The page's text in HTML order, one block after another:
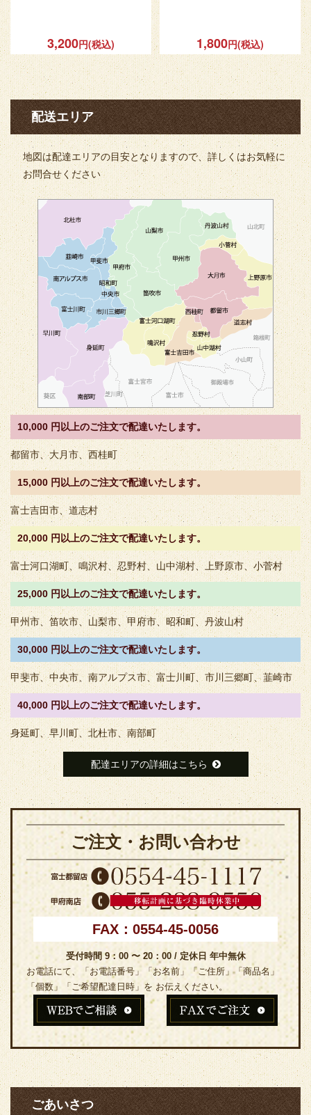
3,200円(税込) 1,800円(税込)
配送エリア
地図は配達エリアの目安となりますので、詳しくはお気軽に
お問合せください
10,000 円以上のご注文で配達いたします。
都留市、大月市、西桂町
15,000 円以上のご注文で配達いたします。
富士吉田市、道志村
20,000 円以上のご注文で配達いたします。
富士河口湖町、鳴沢村、忍野村、山中湖村、上野原市、小菅村
25,000 円以上のご注文で配達いたします。
甲州市、笛吹市、山梨市、甲府市、昭和町、丹波山村
30,000 円以上のご注文で配達いたします。
甲斐市、中央市、南アルプス市、富士川町、市川三郷町、韮崎市
40,000 円以上のご注文で配達いたします。
身延町、早川町、北杜市、南部町
配達エリアの詳細はこちら
ご注文・お問い合わせ
FAX：0554-45-0056
受付時間 9：00 〜 20：00 / 定休日 年中無休
お電話にて、「お電話番号」「お名前」「ご住所」「商品名」
「個数」「ご希望配達日時」を お伝えください。
ごあいさつ